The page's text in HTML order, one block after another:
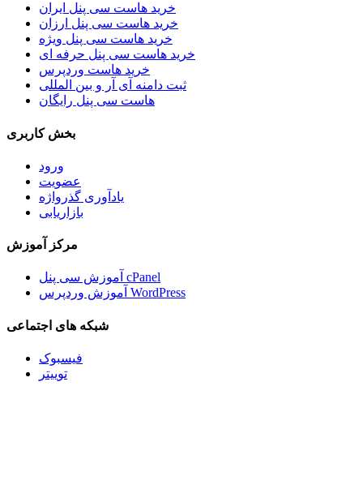
خرید هاست سی پنل ایران
خرید هاست سی پنل ارزان
خرید هاست سی پنل ویژه
خرید هاست سی پنل حرفه ای
خرید هاست وردپرس
ثبت دامنه آی آر و بین المللی
هاست سی پنل رایگان
بخش کاربری
ورود
عضویت
یادآوری گذرواژه
بازاریابی
مرکز آموزش
آموزش سی پنل cPanel
آموزش وردپرس WordPress
شبکه های اجتماعی
فیسبوک
توییتر